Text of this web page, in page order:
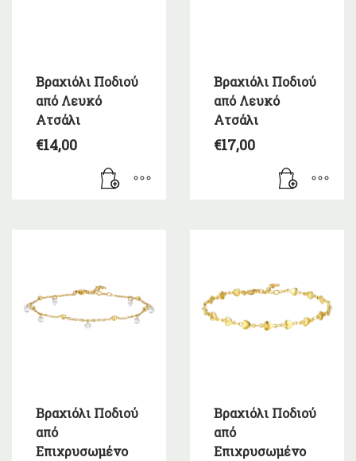
Βραχιόλι Ποδιού
από Λευκό
Ατσάλι
€14,00
Βραχιόλι Ποδιού
από Λευκό
Ατσάλι
€17,00
Βραχιόλι Ποδιού
από
Επιχρυσωμένο
Βραχιόλι Ποδιού
από
Επιχρυσωμένο